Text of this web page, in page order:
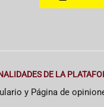
DE LA
y Página de